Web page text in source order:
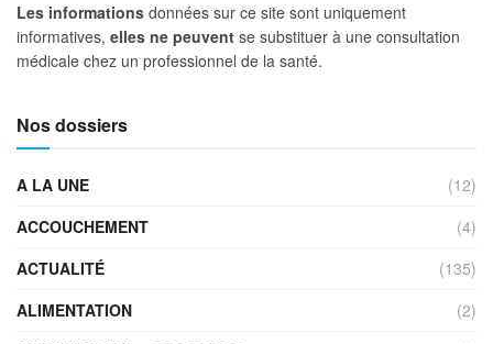
Les informations données sur ce site sont uniquement
informatives, elles ne peuvent se substituer à une consultation
médicale chez un professionnel de la santé.
Nos dossiers
A LA UNE
(12)
ACCOUCHEMENT
(4)
ACTUALITÉ
(135)
ALIMENTATION
(2)